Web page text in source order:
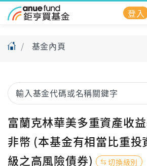
登入
基金內頁
富蘭克林華美多重資產收
非幣 (本基金有相當比重投
級之高風險債券)
切換級別